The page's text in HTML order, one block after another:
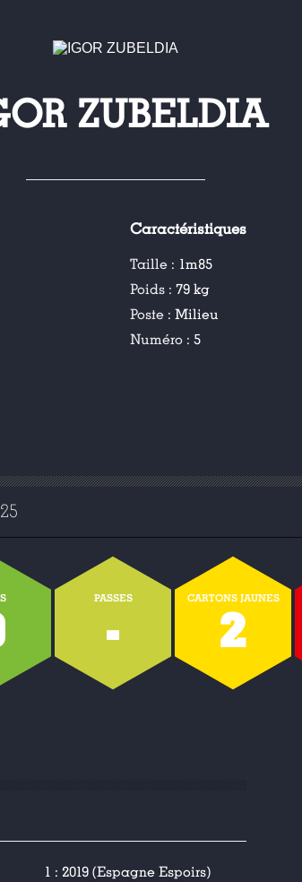
ZUBELDIA
Caractéristiques
Taille : 1m85
Poids :79 kg
Poste :Milieu
Numéro :5
PASSES
-
CARTONS JAUNES
2
1 : 2019 (Espagne Espoirs)